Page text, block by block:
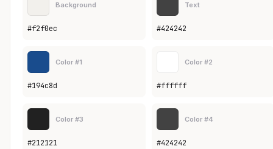
Background
#f2f0ec
Text
#424242
Color #1
#194c8d
Color #2
#ffffff
Color #3
#212121
Color #4
#424242